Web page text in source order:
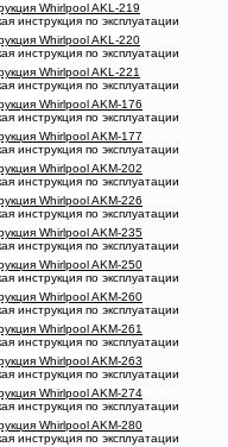
Whirlpool AKL-219
инструкция по эксплуатации
Whirlpool AKL-220
инструкция по эксплуатации
Whirlpool AKL-221
инструкция по эксплуатации
Whirlpool AKM-176
инструкция по эксплуатации
Whirlpool AKM-177
инструкция по эксплуатации
Whirlpool AKM-202
инструкция по эксплуатации
Whirlpool AKM-226
инструкция по эксплуатации
Whirlpool AKM-235
инструкция по эксплуатации
Whirlpool AKM-250
инструкция по эксплуатации
Whirlpool AKM-260
инструкция по эксплуатации
Whirlpool AKM-261
инструкция по эксплуатации
Whirlpool AKM-263
инструкция по эксплуатации
Whirlpool AKM-274
инструкция по эксплуатации
Whirlpool AKM-280
инструкция по эксплуатации